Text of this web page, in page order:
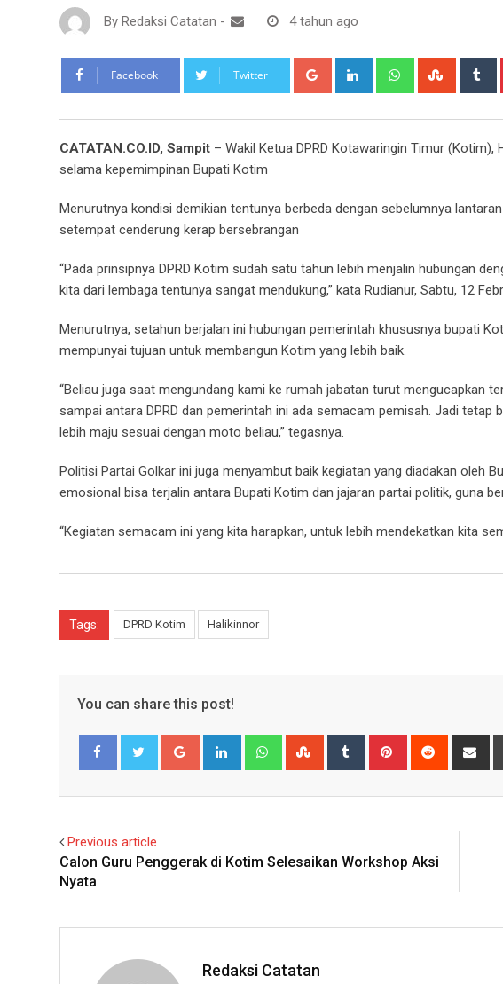
By Redaksi Catatan - 4 tahun ago
Facebook Twitter Google+ LinkedIn Whatsapp
CATATAN.CO.ID, Sampit – Wakil Ketua DPRD Kotawaringin Timur
selama kepemimpinan Bupati Kotim
Menurutnya kondisi demikian tentunya berbeda dengan sebelumnya
setempat cenderung kerap bersebrangan
“Pada prinsipnya DPRD Kotim sudah satu tahun lebih menjalin hubungan
kita dari lembaga tentunya sangat mendukung,” kata Rudianur, Sabtu, 12
Menurutnya, setahun berjalan ini hubungan pemerintah khususnya bupati
mempunyai tujuan untuk membangun Kotim yang lebih baik.
“Beliau juga saat mengundang kami ke rumah jabatan turut mengucapkan
sampai antara DPRD dan pemerintah ini ada semacam pemisah. Jadi
lebih maju sesuai dengan moto beliau,” tegasnya.
Politisi Partai Golkar ini juga menyambut baik kegiatan yang diadakan oleh
emosional bisa terjalin antara Bupati Kotim dan jajaran partai politik, guna
“Kegiatan semacam ini yang kita harapkan, untuk lebih mendekatkan kita
Tags: DPRD Kotim Halikinnor
You can share this post!
Google+ LinkedIn WhatsappStumbleUpon
Tumblr Pinterest Reddit
Previous article
Calon Guru Penggerak di Kotim Selesaikan Workshop Aksi
Nyata
Redaksi Catatan